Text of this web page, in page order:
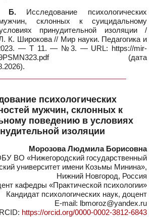
Б.Исследование психологических
склонных к суицидальному
принудительной изоляции /
К. Широкова // Мир науки. Педагогика и
— Т 11. — №3. — URL: https://mir-
49PSMN323.pdf (дата
психологических
мужчин, склонных к
поведению в условиях
изоляции
Морозова Людмила Борисовна
ВО «Нижегородский государственный
университет имени Козьмы Минина»,
Нижний Новгород, Россия
кафедры «Практической психологии»
Кандидат психологических наук, доцент
E-mail: lbmoroz@yandex.ru
https://orcid.org/0000-0002-3812-6843